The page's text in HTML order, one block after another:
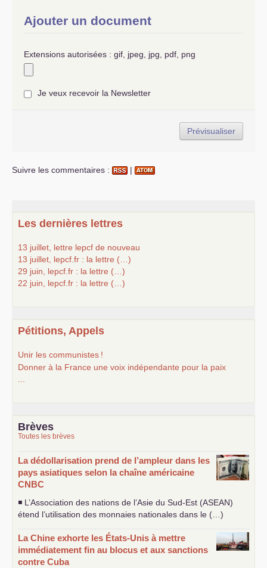
Ajouter un document
Extensions autorisées : gif, jpeg, jpg, pdf, png
Je veux recevoir la Newsletter
Suivre les commentaires : |
Les dernières lettres
13 juillet, lettre lepcf de nouveau
13 juillet, lepcf.fr : la lettre (…)
29 juin, lepcf.fr : la lettre (…)
22 juin, lepcf.fr : la lettre (…)
Pétitions, Appels
Unir les communistes !
Donner à la France une voix indépendante pour la paix
Brèves
Toutes les brèves
La dédollarisation prend de l’ampleur dans les
pays asiatiques selon la chaîne américaine
CNBC
◾ L’Association des nations de l’Asie du Sud-Est (ASEAN)
étend l’utilisation des monnaies nationales dans le (…)
La Chine exhorte les États-Unis à mettre
immédiatement fin au blocus et aux sanctions
contre Cuba